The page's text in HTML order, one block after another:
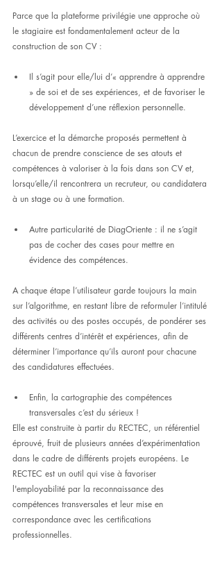
Parce que la plateforme privilégie une approche où
le stagiaire est fondamentalement acteur de la
construction de son CV :
Il s’agit pour elle/lui d’« apprendre à apprendre
» de soi et de ses expériences, et de favoriser le
développement d’une réflexion personnelle.
L’exercice et la démarche proposés permettent à
chacun de prendre conscience de ses atouts et
compétences à valoriser à la fois dans son CV et,
lorsqu’elle/il rencontrera un recruteur, ou candidatera
à un stage ou à une formation.
Autre particularité de DiagOriente : il ne s’agit
pas de cocher des cases pour mettre en
évidence des compétences.
A chaque étape l’utilisateur garde toujours la main
sur l’algorithme, en restant libre de reformuler l’intitulé
des activités ou des postes occupés, de pondérer ses
différents centres d’intérêt et expériences, afin de
déterminer l’importance qu’ils auront pour chacune
des candidatures effectuées.
Enfin, la cartographie des compétences
transversales c’est du sérieux !
Elle est construite à partir du RECTEC, un référentiel
éprouvé, fruit de plusieurs années d’expérimentation
dans le cadre de différents projets européens. Le
RECTEC est un outil qui vise à favoriser
l'employabilité par la reconnaissance des
compétences transversales et leur mise en
correspondance avec les certifications
professionnelles.